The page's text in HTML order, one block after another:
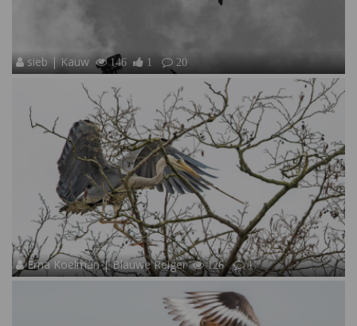
sieb | Kauw 146 1 20
Erna Koelman | Blauwe Reiger 126 17